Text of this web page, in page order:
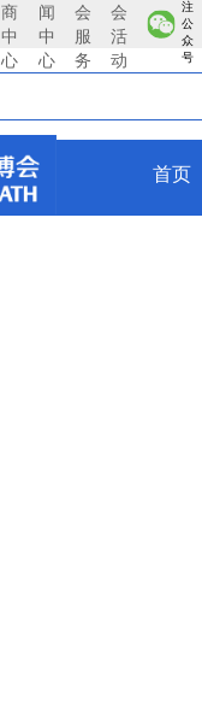
商
中
心
闻
中
心
会
服
务
会
活
动
注
公
众
号
首页